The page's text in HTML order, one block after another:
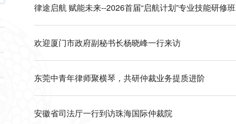
律途启航 赋能未来--2026首届“启航计划”专业技能研修班
欢迎厦门市政府副秘书长杨晓峰一行来访
东莞中青年律师聚横琴，共研仲裁业务提质进阶
安徽省司法厅一行到访珠海国际仲裁院